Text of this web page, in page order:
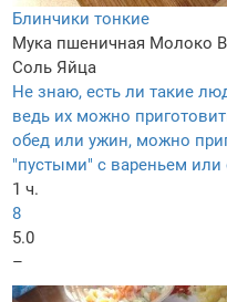
Блинчики тонкие
Мука пшеничная Молоко
Соль Яйца
Не знаю, есть ли такие
ведь их можно
обед или ужин, можно
"пустыми" с вареньем или
1 ч.
8
5.0
–